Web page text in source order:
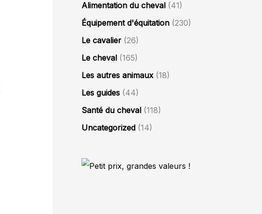
Alimentation du cheval (41)
Équipement d'équitation (230)
Le cavalier (26)
Le cheval (165)
Les autres animaux(18)
Les guides (44)
Santé du cheval (118)
Uncategorized (14)